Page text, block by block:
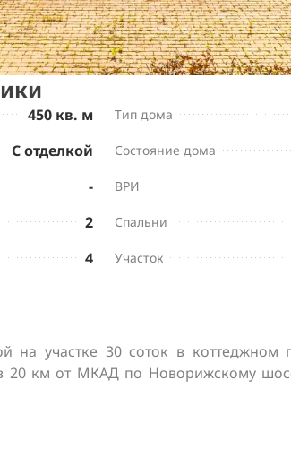
450 кв. м Тип дома
С отделкой Состояние дома
- ВРИ
2 Спальни
4 Участок
участке 30 соток в коттеджном
20 км от МКАД по Новорижскому